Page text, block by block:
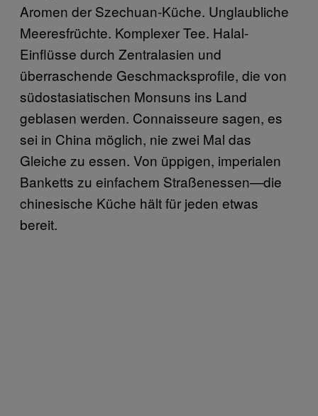
Aromen der Szechuan-Küche. Unglaubliche
Meeresfrüchte. Komplexer Tee. Halal-
Einflüsse durch Zentralasien und
überraschende Geschmacksprofile, die von
südostasiatischen Monsuns ins Land
geblasen werden. Connaisseure sagen, es
sei in China möglich, nie zwei Mal das
Gleiche zu essen. Von üppigen, imperialen
Banketts zu einfachem Straßenessen—die
chinesische Küche hält für jeden etwas
bereit.